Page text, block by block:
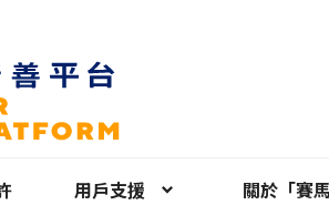
用戶支援 關於「賽